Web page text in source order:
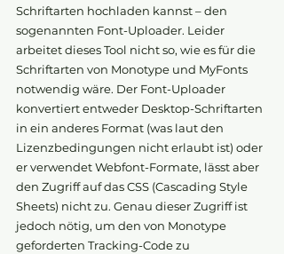
Schriftarten hochladen kannst – den
sogenannten Font-Uploader. Leider
arbeitet dieses Tool nicht so, wie es für die
Schriftarten von Monotype und MyFonts
notwendig wäre. Der Font-Uploader
konvertiert entweder Desktop-Schriftarten
in ein anderes Format (was laut den
Lizenzbedingungen nicht erlaubt ist) oder
er verwendet Webfont-Formate, lässt aber
den Zugriff auf das CSS (Cascading Style
Sheets) nicht zu. Genau dieser Zugriff ist
jedoch nötig, um den von Monotype
geforderten Tracking-Code zu